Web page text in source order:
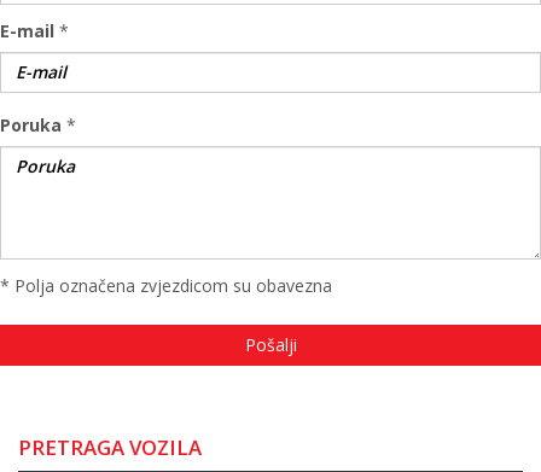
E-mail *
Poruka *
* Polja označena zvjezdicom su obavezna
PRETRAGA VOZILA